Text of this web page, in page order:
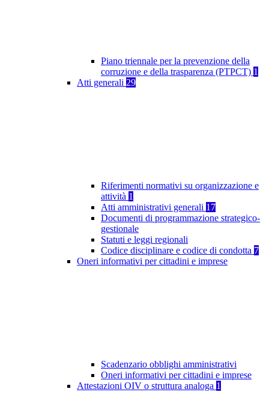
Piano triennale per la prevenzione della
corruzione e della trasparenza (PTPCT) 1
Atti generali 29
Riferimenti normativi su organizzazione e
attività 1
Atti amministrativi generali 17
Documenti di programmazione strategico-
gestionale
Statuti e leggi regionali
Codice disciplinare e codice di condotta 7
Oneri informativi per cittadini e imprese
Scadenzario obblighi amministrativi
Oneri informativi per cittadini e imprese
Attestazioni OIV o struttura analoga 1